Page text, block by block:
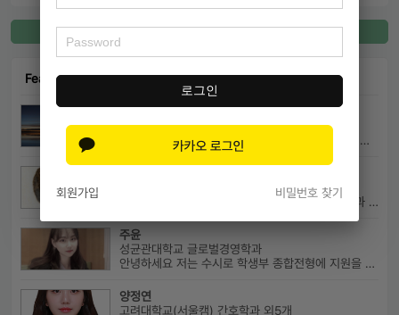
로그인
회원가입 비밀번호 찾기
Register for Connect
Featured Connect
마샬맨
USC MBA 외4개
성균관대 반도체시스템공학과 졸업 후 미국 MBA 졸업하였습니다.
홍익대학교 게임스프트웨어학과 외2개
게임소프트웨어학과를 졸업했고 학부에대한 설명과 진로에대해서 알려드릴수 ...
주윤
성균관대학교 글로벌경영학과
안녕하세요 저는 수시로 학생부 종합전형에 지원을 해 성균관 대학교 글로...
양정연
고려대학교(서울캠) 간호학과 외5개